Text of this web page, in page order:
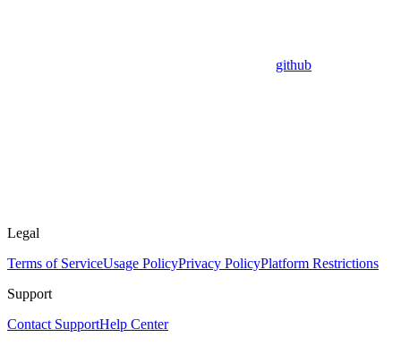
github
Legal
Terms of ServiceUsage PolicyPrivacy PolicyPlatform Restrictions
Support
Contact SupportHelp Center